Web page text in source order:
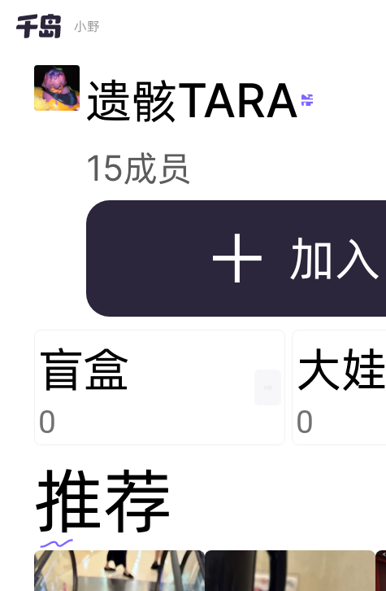
小野
遗骸TARA岛
15成员
 加入
盲盒
0
大娃
0
推荐